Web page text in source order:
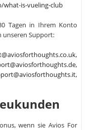
is-vueling-club
Tagen in Ihrem Konto
unseren Support:
,
,
,
wenn sie Avios For